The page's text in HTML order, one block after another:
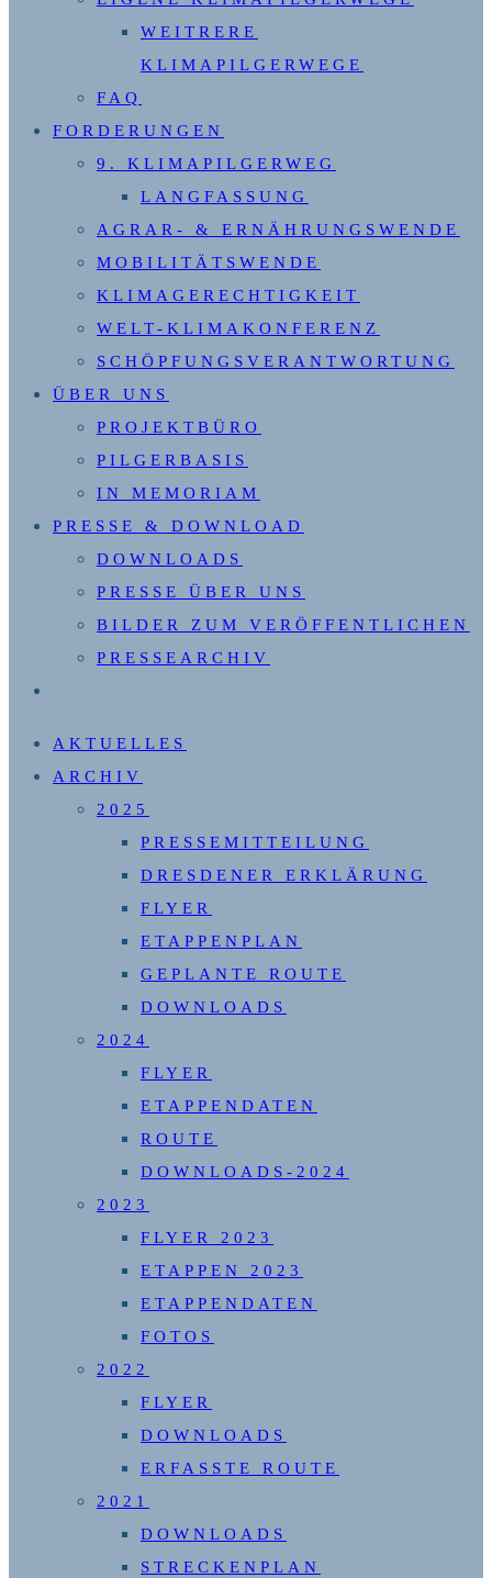
WEITRERE
KLIMAPILGERWEGE
FAQ
FORDERUNGEN
9. KLIMAPILGERWEG
LANGFASSUNG
AGRAR- & ERNÄHRUNGSWENDE
MOBILITÄTSWENDE
KLIMAGERECHTIGKEIT
WELT-KLIMAKONFERENZ
SCHÖPFUNGSVERANTWORTUNG
ÜBER UNS
PROJEKTBÜRO
PILGERBASIS
IN MEMORIAM
PRESSE & DOWNLOAD
DOWNLOADS
PRESSE ÜBER UNS
BILDER ZUM VERÖFFENTLICHEN
PRESSEARCHIV
UMSCHALTEN
AKTUELLES
ARCHIV
2025
PRESSEMITTEILUNG
DRESDENER ERKLÄRUNG
FLYER
ETAPPENPLAN
GEPLANTE ROUTE
DOWNLOADS
2024
FLYER
ETAPPENDATEN
ROUTE
DOWNLOADS-2024
2023
FLYER 2023
ETAPPEN 2023
ETAPPENDATEN
FOTOS
2022
FLYER
DOWNLOADS
ERFASSTE ROUTE
2021
DOWNLOADS
STRECKENPLAN